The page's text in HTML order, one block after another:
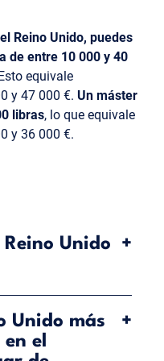
Reino Unido, puedes
de entre 10 000 y 40
equivale
y 47 000 €. Un máster
libras, lo que equivale
y 36 000 €.
Unido +
varía mucho de
es más barato en
Unido más
el
+